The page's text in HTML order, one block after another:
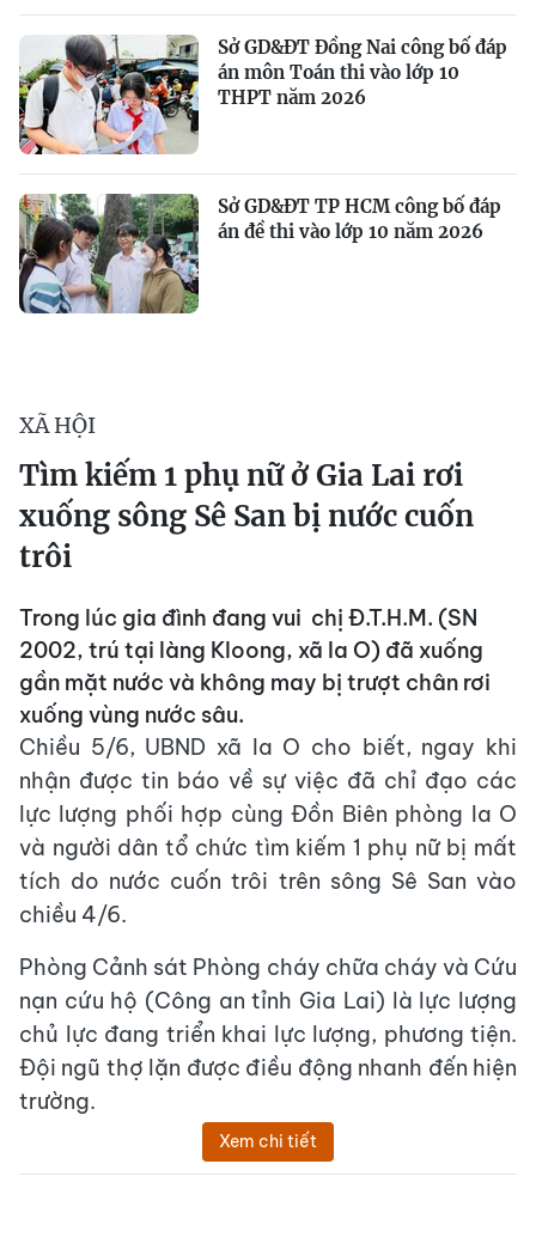
Sở GD&ĐT Đồng Nai công bố đáp
án môn Toán thi vào lớp 10
THPT năm 2026
Sở GD&ĐT TP HCM công bố đáp
án đề thi vào lớp 10 năm 2026
XÃ HỘI
Tìm kiếm 1 phụ nữ ở Gia Lai rơi
xuống sông Sê San bị nước cuốn
trôi
Trong lúc gia đình đang vui chị Đ.T.H.M. (SN
2002, trú tại làng Kloong, xã Ia O) đã xuống
gần mặt nước và không may bị trượt chân rơi
xuống vùng nước sâu.
Chiều 5/6, UBND xã Ia O cho biết, ngay khi
nhận được tin báo về sự việc đã chỉ đạo các
lực lượng phối hợp cùng Đồn Biên phòng Ia O
và người dân tổ chức tìm kiếm 1 phụ nữ bị mất
tích do nước cuốn trôi trên sông Sê San vào
chiều 4/6.
Phòng Cảnh sát Phòng cháy chữa cháy và Cứu
nạn cứu hộ (Công an tỉnh Gia Lai) là lực lượng
chủ lực đang triển khai lực lượng, phương tiện.
Đội ngũ thợ lặn được điều động nhanh đến hiện
trường.
Xem chi tiết